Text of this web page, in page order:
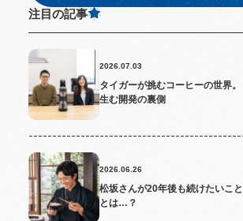
注目の記事
2026.07.03
タイガーが挑むコーヒーの世界
生む開発の裏側
2026.06.26
松坂さんが20年後も続けたいこ
とは…？